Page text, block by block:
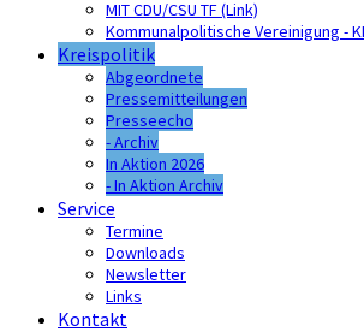
MIT CDU/CSU TF (Link)
Kommunalpolitische Vereinigung -
Kreispolitik
Abgeordnete
Pressemitteilungen
Presseecho
- Archiv
In Aktion 2026
- In Aktion Archiv
Service
Termine
Downloads
Newsletter
Links
Kontakt